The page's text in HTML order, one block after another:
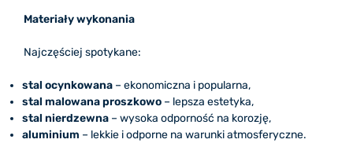
Materiały wykonania
Najczęściej spotykane:
stal ocynkowana – ekonomiczna i popularna,
stal malowana proszkowo – lepsza estetyka,
stal nierdzewna – wysoka odporność na korozję,
aluminium – lekkie i odporne na warunki atmosferyczne.